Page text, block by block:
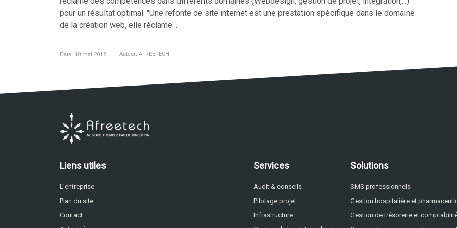
pour un résultat optimal. "Une refonte de site internet est une prestation spécifique dans le domaine
de la création web, elle réclame…
Date: 10 mai 2018 Auteur: AFREETECH
Liens utiles
L’entreprise
Plan du site
Contact
Services
Audit & conseils
Pilotage projet
Infrastructure
Solutions
SMS professionnels
Gestion hospitalière et
Gestion de trésorerie et